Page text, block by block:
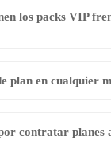
los packs VIP
plan en cualquier
contratar planes